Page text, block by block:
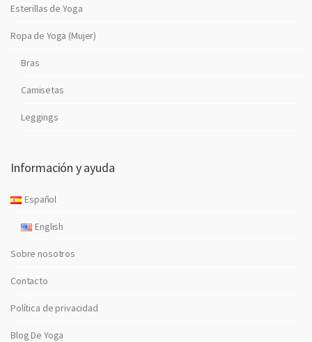
Esterillas de Yoga
Ropa de Yoga (Mujer)
Bras
Camisetas
Leggings
Información y ayuda
Español
English
Sobre nosotros
Contacto
Política de privacidad
Blog De Yoga